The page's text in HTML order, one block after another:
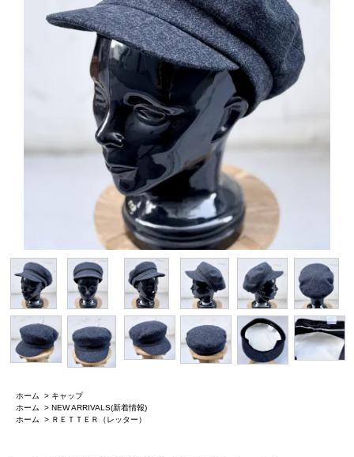
ホーム > キャップ
ホーム
> NEW ARRIVALS(新着情報)
ホーム
> ＲＥＴＴＥＲ（レッター）